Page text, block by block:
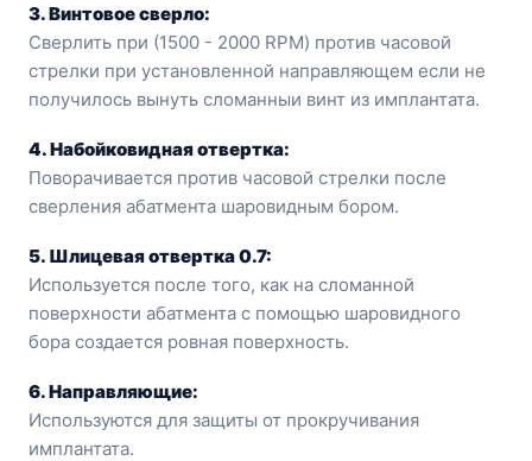
З. Винтовое сверло:
Сверлить при (1500 - 2000 RPM) против часовой
стрелки при установленной направляющем если не
получилось вынуть сломанныи винт из имплантата.
4. Набойковидная отвертка:
Поворачивается против часовой стрелки после
сверления абатмента шаровидным бором.
5. Шлицевая отвертка 0.7:
Используется после того, как на сломанной
поверхности абатмента с помощью шаровидного
бора создается ровная поверхность.
6. Направляющие:
Используются для защиты от прокручивания
имплантата.